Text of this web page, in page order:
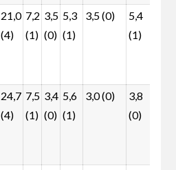
21,0
(4)
7,2
(1)
3,5
(0)
5,3
(1)
3,5 (0)
5,4
(1)
24,7
(4)
7,5
(1)
3,4
(0)
5,6
(1)
3,0 (0)
3,8
(0)